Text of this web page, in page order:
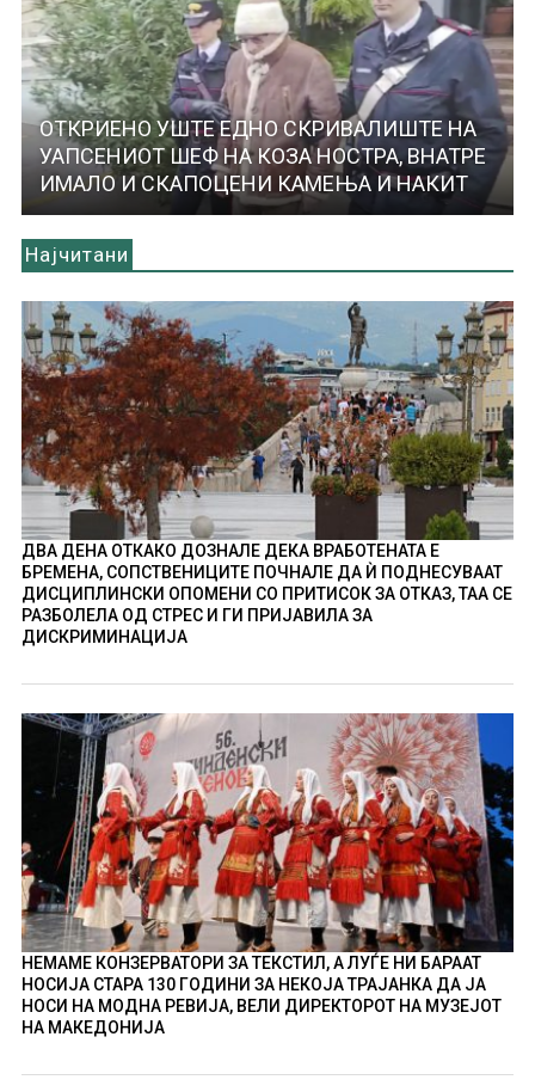
ОТКРИЕНО УШТЕ ЕДНО СКРИВАЛИШТЕ НА
УАПСЕНИОТ ШЕФ НА КОЗА НОСТРА, ВНАТРЕ
ИМАЛО И СКАПОЦЕНИ КАМЕЊА И НАКИТ
Најчитани
ДВА ДЕНА ОТКАКО ДОЗНАЛЕ ДЕКА ВРАБОТЕНАТА Е
БРЕМЕНА, СОПСТВЕНИЦИТЕ ПОЧНАЛЕ ДА Ѝ ПОДНЕСУВААТ
ДИСЦИПЛИНСКИ ОПОМЕНИ СО ПРИТИСОК ЗА ОТКАЗ, ТАА СЕ
РАЗБОЛЕЛА ОД СТРЕС И ГИ ПРИЈАВИЛА ЗА
ДИСКРИМИНАЦИЈА
НЕМАМЕ КОНЗЕРВАТОРИ ЗА ТЕКСТИЛ, А ЛУЃЕ НИ БАРААТ
НОСИЈА СТАРА 130 ГОДИНИ ЗА НЕКОЈА ТРАЈАНКА ДА ЈА
НОСИ НА МОДНА РЕВИЈА, ВЕЛИ ДИРЕКТОРОТ НА МУЗЕЈОТ
НА МАКЕДОНИЈА